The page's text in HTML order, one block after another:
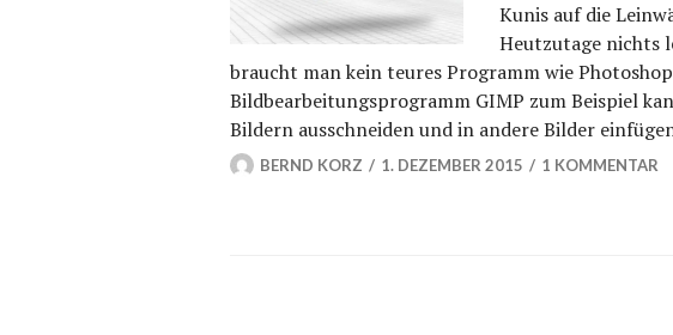
Kunis auf die
Heutzutage nichts
braucht man kein teures Programm wie
Bildbearbeitungsprogramm GIMP zum Beispiel
Bildern ausschneiden und in andere Bilder
BERND KORZ 1. DEZEMBER 2015 1 KOMMENTAR